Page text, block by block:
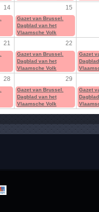
14 15
Gazet van Brussel.
Dagblad van het
Vlaamsche Volk
21 22
Gazet van Brussel.
Dagblad van het
Vlaamsche Volk
Gazet
28 29
Gazet van Brussel.
Dagblad van het
Vlaamsche Volk
Gazet